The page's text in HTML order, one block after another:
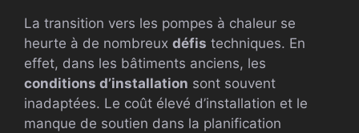
La transition vers les pompes à chaleur se
heurte à de nombreux défis techniques. En
effet, dans les bâtiments anciens, les
conditions d’installation sont souvent
inadaptées. Le coût élevé d’installation et le
manque de soutien dans la planification